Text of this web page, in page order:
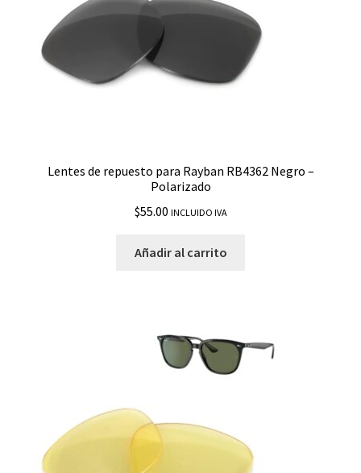
Lentes de repuesto para Rayban RB4362 Negro –
Polarizado
$55.00 INCLUIDO IVA
Añadir al carrito